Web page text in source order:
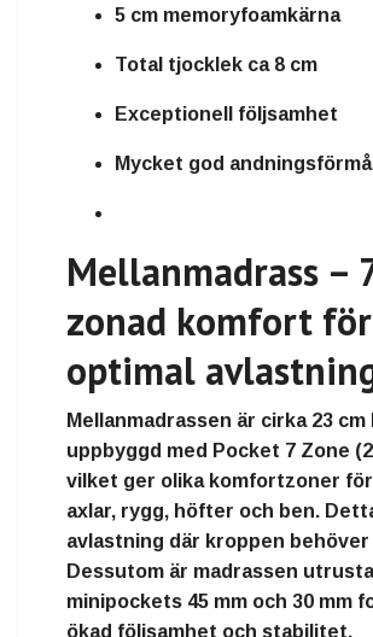
5 cm memoryfoamkärna
Total tjocklek ca 8 cm
Exceptionell följsamhet
Mycket god
Mellanmadrass –
zonad komfort för
optimal
Mellanmadrassen är cirka 23 cm
uppbyggd med Pocket 7 Zone
vilket ger olika komfortzoner
axlar, rygg, höfter och ben.
avlastning där kroppen
Dessutom är madrassen
minipockets 45 mm och 30 mm
ökad följsamhet och stabilitet.